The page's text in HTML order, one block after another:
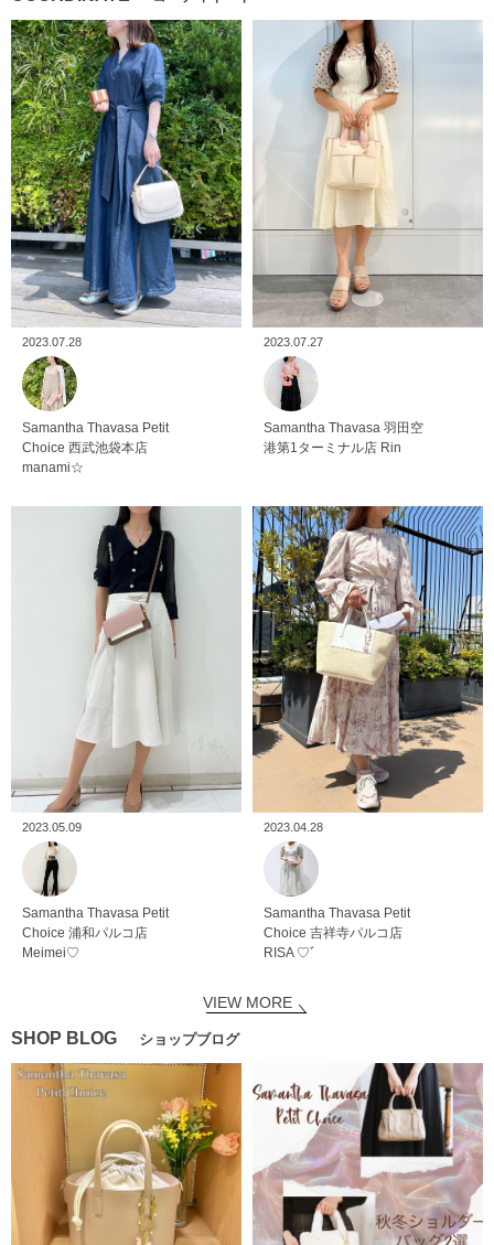
2023.07.28
Samantha Thavasa Petit
Choice 西武池袋本店
manami☆
2023.07.27
Samantha Thavasa 羽田空
港第1ターミナル店 Rin
2023.05.09
Samantha Thavasa Petit
Choice 浦和パルコ店
Meimei♡
2023.04.28
Samantha Thavasa Petit
Choice 吉祥寺パルコ店
RISA ♡ﾞ
VIEW MORE
SHOP BLOG ショップブログ